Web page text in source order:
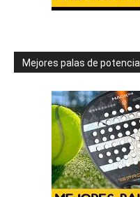
Mejores palas de potencia